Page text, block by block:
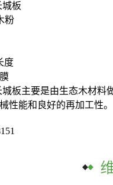
城板
粉
度
板主要是由生态木材
性能和良好的再加工性。